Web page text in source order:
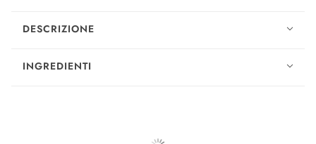
DESCRIZIONE
INGREDIENTI